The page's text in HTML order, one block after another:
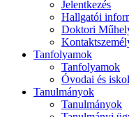
Jelentkezés
Hallgatói
Doktori
Tanfolyamok
Tanfolyamok
Óvodai és
Tanulmányok
Tanulmányok